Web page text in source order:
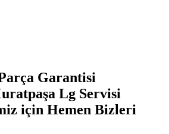
Garantisi
Lg Servisi
için Hemen Bizleri